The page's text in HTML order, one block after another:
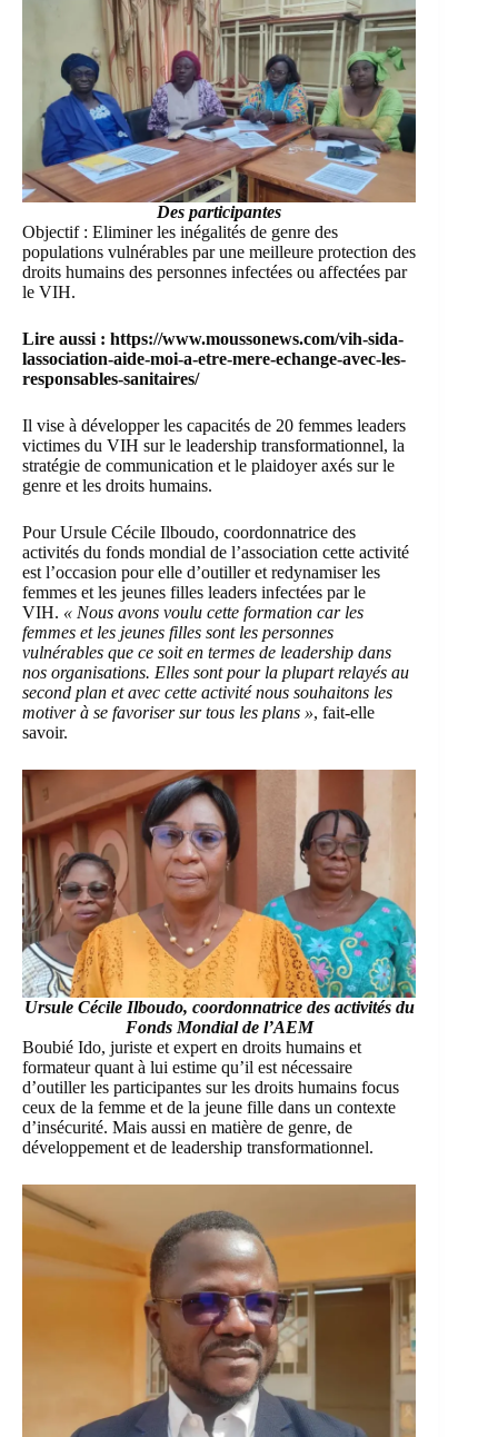
Des participantes
Objectif : Eliminer les inégalités de genre des
populations vulnérables par une meilleure protection des
droits humains des personnes infectées ou affectées par
le VIH.
Lire aussi : https://www.moussonews.com/vih-sida-
lassociation-aide-moi-a-etre-mere-echange-avec-les-
responsables-sanitaires/
Il vise à développer les capacités de 20 femmes leaders
victimes du VIH sur le leadership transformationnel, la
stratégie de communication et le plaidoyer axés sur le
genre et les droits humains.
Pour Ursule Cécile Ilboudo, coordonnatrice des
activités du fonds mondial de l’association cette activité
est l’occasion pour elle d’outiller et redynamiser les
femmes et les jeunes filles leaders infectées par le
VIH. « Nous avons voulu cette formation car les
femmes et les jeunes filles sont les personnes
vulnérables que ce soit en termes de leadership dans
nos organisations. Elles sont pour la plupart relayés au
second plan et avec cette activité nous souhaitons les
motiver à se favoriser sur tous les plans », fait-elle
savoir.
Ursule Cécile Ilboudo, coordonnatrice des activités du
Fonds Mondial de l’AEM
Boubié Ido, juriste et expert en droits humains et
formateur quant à lui estime qu’il est nécessaire
d’outiller les participantes sur les droits humains focus
ceux de la femme et de la jeune fille dans un contexte
d’insécurité. Mais aussi en matière de genre, de
développement et de leadership transformationnel.